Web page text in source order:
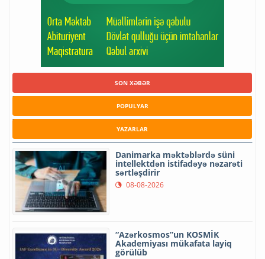
SON XƏBƏR
POPULYAR
YAZARLAR
Danimarka məktəblərdə süni
intellektdən istifadəyə nəzarəti
sərtləşdirir
08-08-2026
“Azərkosmos”un KOSMİK
Akademiyası mükafata layiq
görülüb